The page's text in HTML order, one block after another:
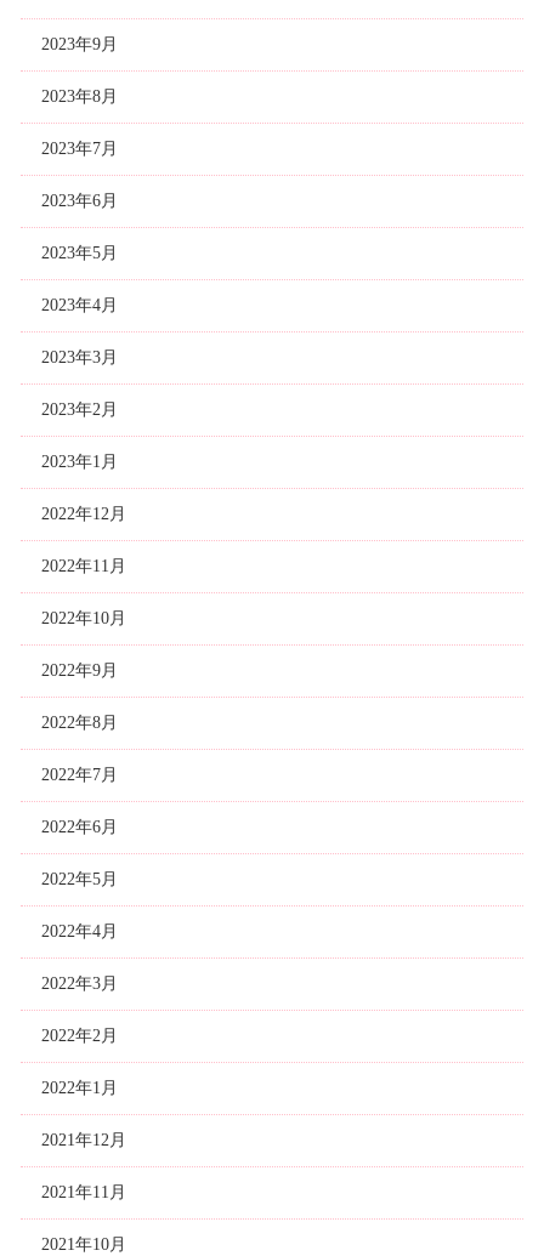
2023年9月
2023年8月
2023年7月
2023年6月
2023年5月
2023年4月
2023年3月
2023年2月
2023年1月
2022年12月
2022年11月
2022年10月
2022年9月
2022年8月
2022年7月
2022年6月
2022年5月
2022年4月
2022年3月
2022年2月
2022年1月
2021年12月
2021年11月
2021年10月